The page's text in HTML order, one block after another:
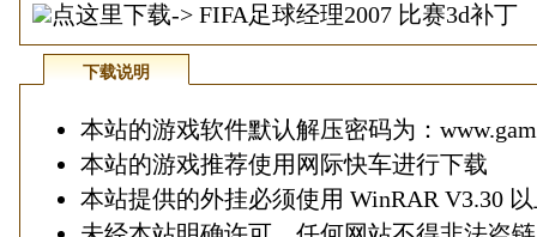
点这里下载-> FIFA足球经理2007 比赛3d补丁
下载说明
本站的游戏软件默认解压密码为：
本站的游戏推荐使用 网际快车进行下载
本站提供的外挂必须使用 WinRAR V3.30